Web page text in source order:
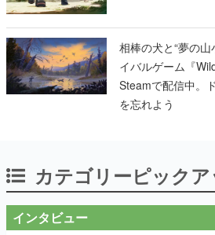
相棒の犬と“夢の
イバルゲーム『
Steamで配信中。
を忘れよう
カテゴリーピック
インタビュー